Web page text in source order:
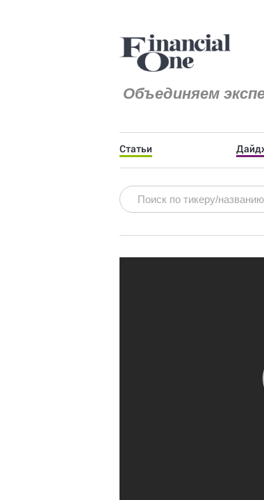
Объединяем
Статьи